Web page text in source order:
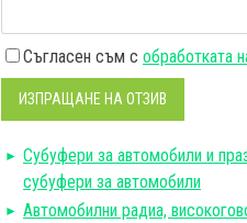
Съгласен съм с обработката
ИЗПРАЩАНЕ НА ОТЗИВ
Субуфери за автомобили и
субуфери за автомобили
Автомобилни радиа,